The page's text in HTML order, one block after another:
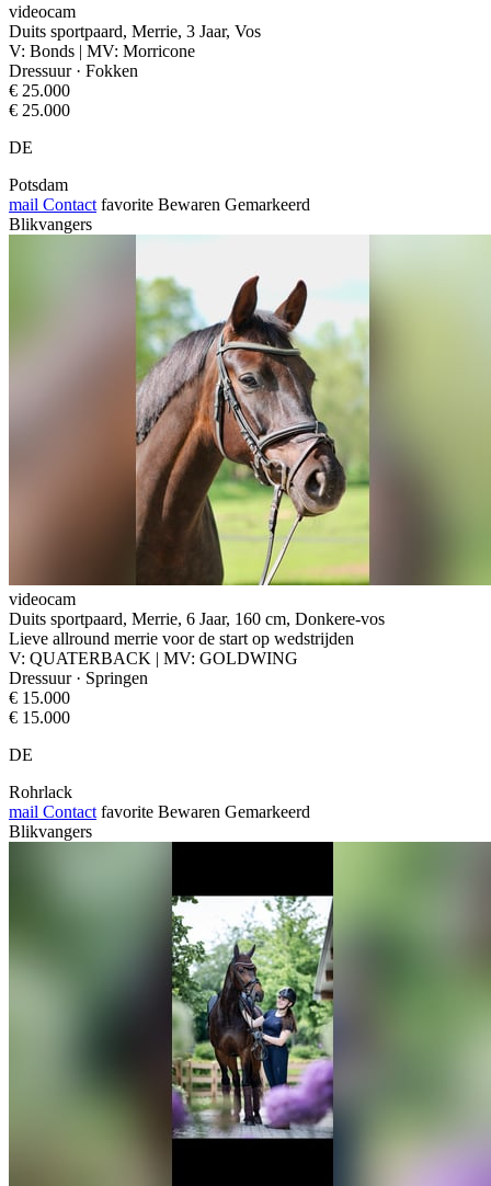
videocam
Duits sportpaard, Merrie, 3 Jaar, Vos
V: Bonds | MV: Morricone
Dressuur · Fokken
€ 25.000
€ 25.000
DE
Potsdam
mail Contact favorite Bewaren Gemarkeerd
Blikvangers
videocam
Duits sportpaard, Merrie, 6 Jaar, 160 cm, Donkere-vos
Lieve allround merrie voor de start op wedstrijden
V: QUATERBACK | MV: GOLDWING
Dressuur · Springen
€ 15.000
€ 15.000
DE
Rohrlack
mail Contact favorite Bewaren Gemarkeerd
Blikvangers